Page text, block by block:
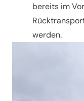
bereits im
werden.